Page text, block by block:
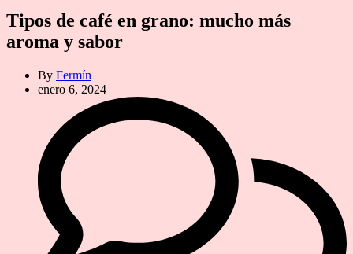
Tipos de café en grano: mucho más
aroma y sabor
By Fermín
enero 6, 2024